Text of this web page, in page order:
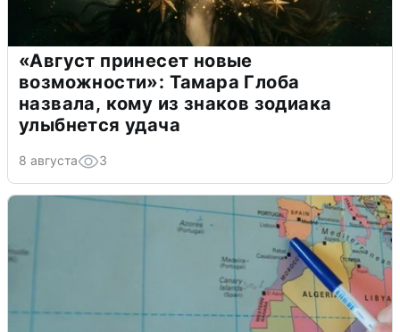
«Август принесет новые
возможности»: Тамара Глоба
назвала, кому из знаков зодиака
улыбнется удача
8 августа 3